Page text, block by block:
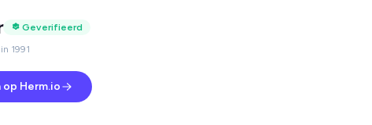
Geverifieerd
1991
op Herm.io